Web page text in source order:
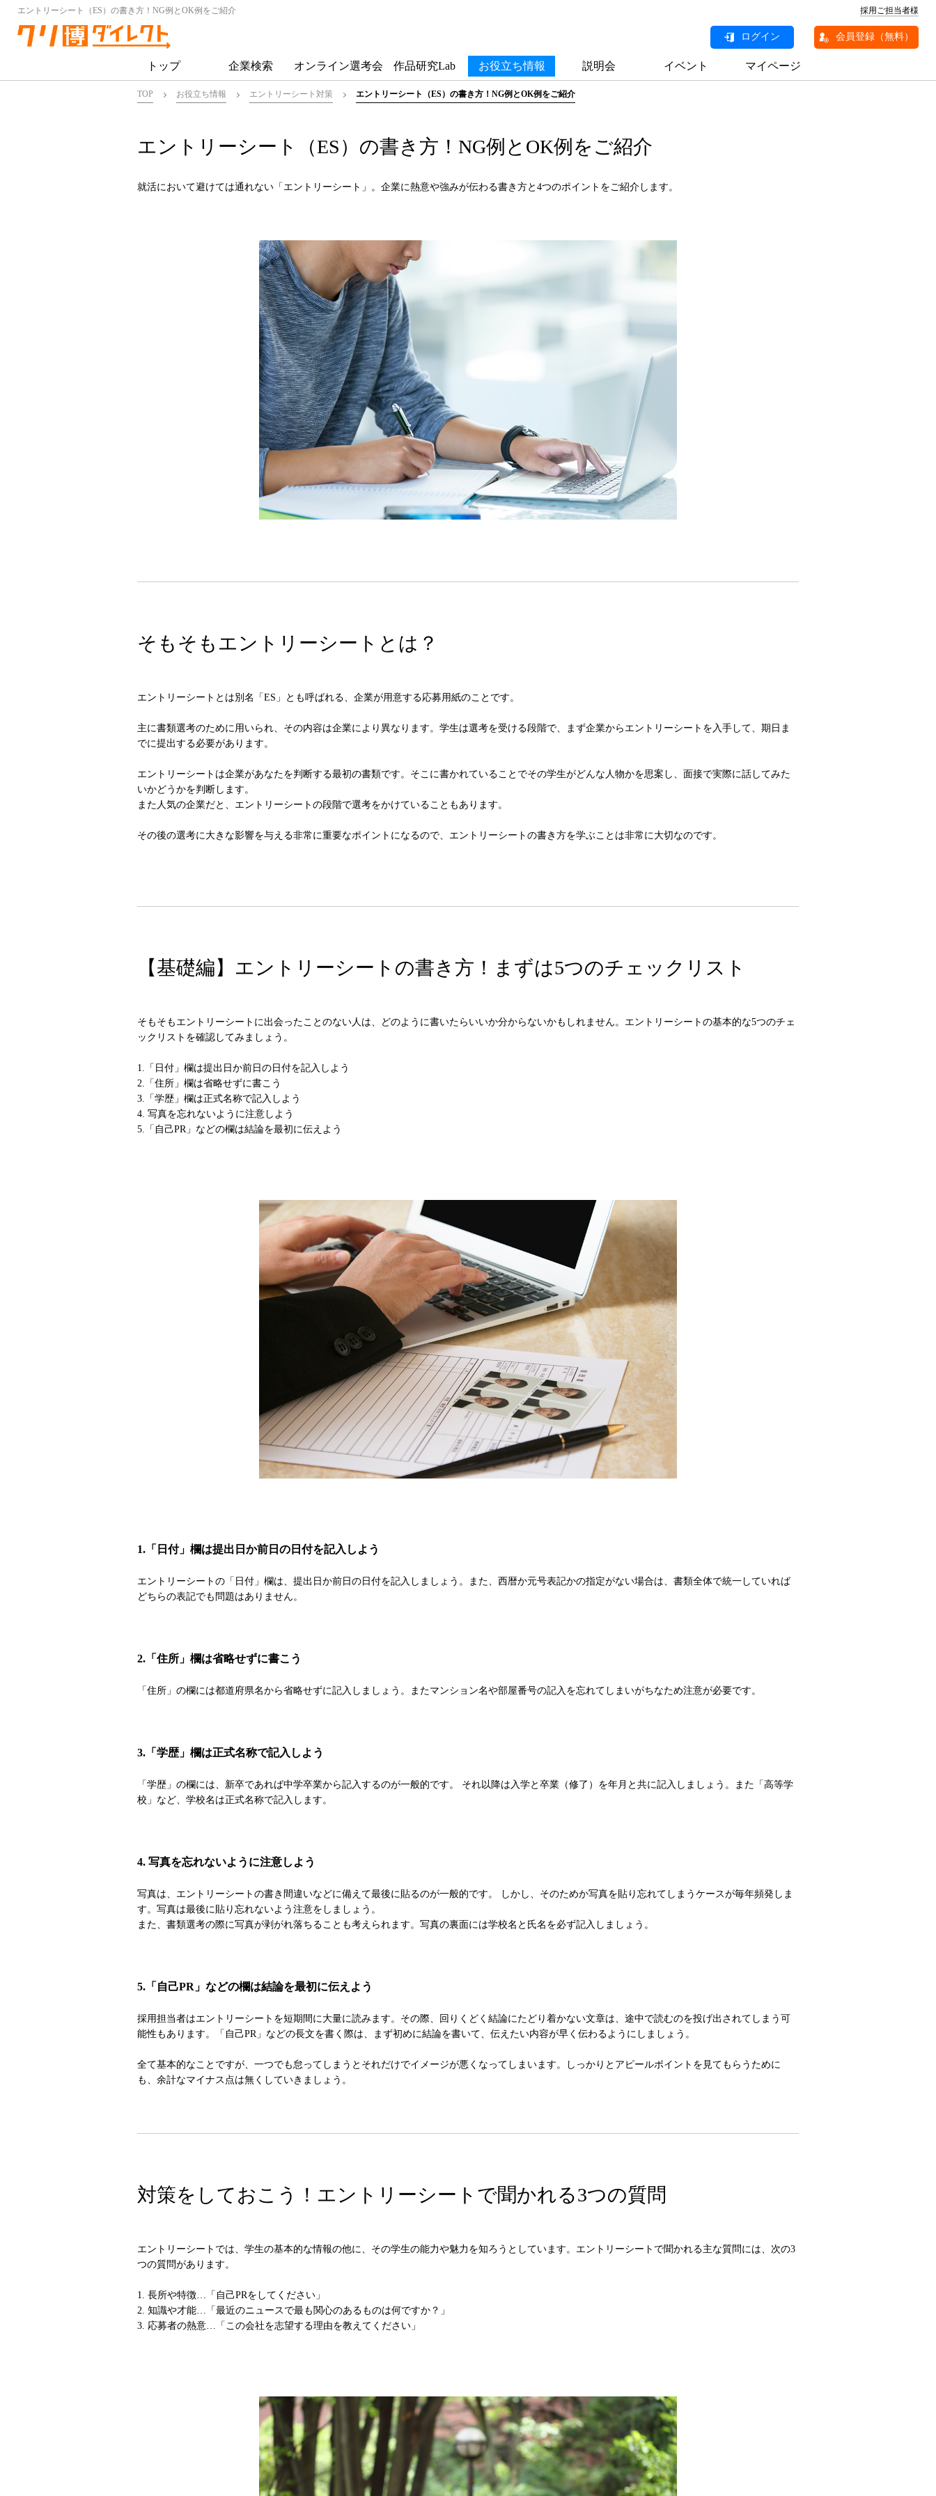
エントリーシート（ES）の書き方！NG例とOK例をご紹介 採用ご担当者様
ログイン 会員登録（無料）
トップ 企業検索 オンライン選考会 作品研究Lab お役立ち情報 説明会 イベント マイページ
TOP お役立ち情報 エントリーシート対策 エントリーシート（ES）の書き方！NG例とOK例をご紹介
エントリーシート（ES）の書き方！NG例とOK例をご紹介
就活において避けては通れない「エントリーシート」。企業に熱意や強みが伝わる書き方と4つのポイントをご紹介します。
そもそもエントリーシートとは？
エントリーシートとは別名「ES」とも呼ばれる、企業が用意する応募用紙のことです。
主に書類選考のために用いられ、その内容は企業により異なります。学生は選考を受ける段階で、まず企業からエントリーシートを入手して、期日ま
でに提出する必要があります。
エントリーシートは企業があなたを判断する最初の書類です。そこに書かれていることでその学生がどんな人物かを思案し、面接で実際に話してみた
いかどうかを判断します。
また人気の企業だと、エントリーシートの段階で選考をかけていることもあります。
その後の選考に大きな影響を与える非常に重要なポイントになるので、エントリーシートの書き方を学ぶことは非常に大切なのです。
【基礎編】エントリーシートの書き方！まずは5つのチェックリスト
そもそもエントリーシートに出会ったことのない人は、どのように書いたらいいか分からないかもしれません。エントリーシートの基本的な5つのチェ
ックリストを確認してみましょう。
1.「日付」欄は提出日か前日の日付を記入しよう
2.「住所」欄は省略せずに書こう
3.「学歴」欄は正式名称で記入しよう
4. 写真を忘れないように注意しよう
5.「自己PR」などの欄は結論を最初に伝えよう
1.「日付」欄は提出日か前日の日付を記入しよう
エントリーシートの「日付」欄は、提出日か前日の日付を記入しましょう。また、西暦か元号表記かの指定がない場合は、書類全体で統一していれば
どちらの表記でも問題はありません。
2.「住所」欄は省略せずに書こう
「住所」の欄には都道府県名から省略せずに記入しましょう。またマンション名や部屋番号の記入を忘れてしまいがちなため注意が必要です。
3.「学歴」欄は正式名称で記入しよう
「学歴」の欄には、新卒であれば中学卒業から記入するのが一般的です。 それ以降は入学と卒業（修了）を年月と共に記入しましょう。また「高等学
校」など、学校名は正式名称で記入します。
4. 写真を忘れないように注意しよう
写真は、エントリーシートの書き間違いなどに備えて最後に貼るのが一般的です。 しかし、そのためか写真を貼り忘れてしまうケースが毎年頻発しま
す。写真は最後に貼り忘れないよう注意をしましょう。
また、書類選考の際に写真が剥がれ落ちることも考えられます。写真の裏面には学校名と氏名を必ず記入しましょう。
5.「自己PR」などの欄は結論を最初に伝えよう
採用担当者はエントリーシートを短期間に大量に読みます。その際、回りくどく結論にたどり着かない文章は、途中で読むのを投げ出されてしまう可
能性もあります。「自己PR」などの長文を書く際は、まず初めに結論を書いて、伝えたい内容が早く伝わるようにしましょう。
全て基本的なことですが、一つでも怠ってしまうとそれだけでイメージが悪くなってしまいます。しっかりとアピールポイントを見てもらうために
も、余計なマイナス点は無くしていきましょう。
対策をしておこう！エントリーシートで聞かれる3つの質問
エントリーシートでは、学生の基本的な情報の他に、その学生の能力や魅力を知ろうとしています。エントリーシートで聞かれる主な質問には、次の3
つの質問があります。
1. 長所や特徴…「自己PRをしてください」
2. 知識や才能…「最近のニュースで最も関心のあるものは何ですか？」
3. 応募者の熱意…「この会社を志望する理由を教えてください」